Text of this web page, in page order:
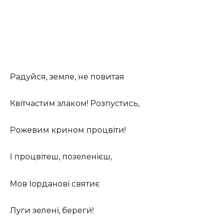
Радуйся, земле, не повитая
Квітчастим злаком! Розпустись,
Рожевим крином процвіти!
І процвітеш, позеленієш,
Мов Іорданові святиє
Луги зелені, береги́!